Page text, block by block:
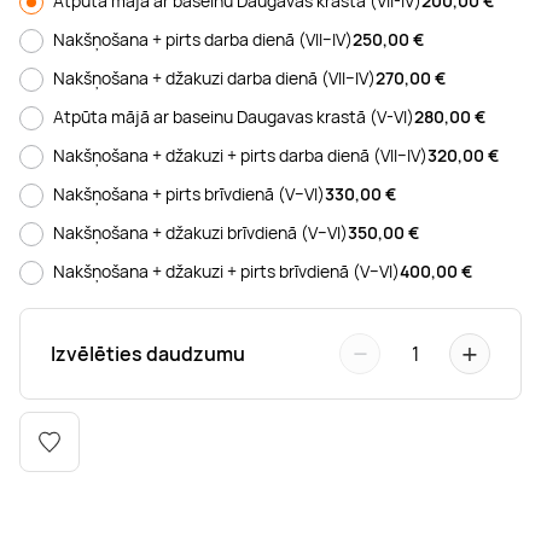
Boulderings
Kērlings
Kikbokss
Piedzīvojumu parki
Citas ūdens izklaides
Vindsērfings
Kaitbords
Mūzikas nodarbības
Deju nodarbības
Tetovēšanas salons
Deguna un Nabas pīrsings
Ausu caurduršana
Procedūras vīriešiem
Nakšņošana + pirts darba dienā (VII–IV)250,00 €
Nakšņošana + džakuzi darba dienā (VII–IV)270,00 €
Atpūta mājā ar baseinu Daugavas krastā (V-VI)280,00 €
Nakšņošana + džakuzi + pirts darba dienā (VII–IV)320,00 €
Nakšņošana + pirts brīvdienā (V–VI)330,00 €
Nakšņošana + džakuzi brīvdienā (V–VI)350,00 €
Nakšņošana + džakuzi + pirts brīvdienā (V–VI)400,00 €
Izvēlēties daudzumu − 1 +